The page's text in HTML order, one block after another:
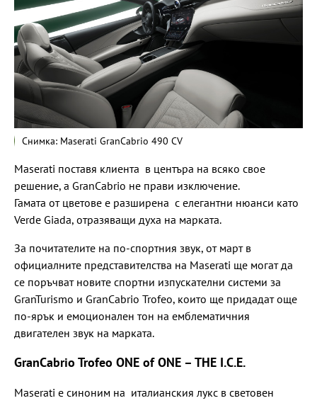
Снимка: Maserati GranCabrio 490 CV
Maserati поставя клиента в центъра на всяко свое
решение, а GranCabrio не прави изключение.
Гамата от цветове е разширена с елегантни нюанси като
Verde Giada, отразяващи духа на марката.
За почитателите на по-спортния звук, от март в
официалните представителства на Maserati ще могат да
се поръчват новите спортни изпускателни системи за
GranTurismo и GranCabrio Trofeo, които ще придадат още
по-ярък и емоционален тон на емблематичния
двигателен звук на марката.
GranCabrio Trofeo ONE of ONE – THE I.C.E.
Maserati е синоним на италианския лукс в световен